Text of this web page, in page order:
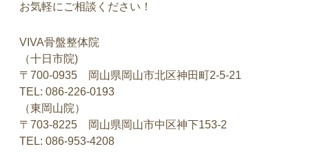
お気軽にご相談ください！
VIVA骨盤整体院
（十日市院)
〒700-0935 岡山県岡山市北区神田町2-5-21
TEL: 086-226-0193
（東岡山院）
〒703-8225 岡山県岡山市中区神下153-2
TEL: 086-953-4208